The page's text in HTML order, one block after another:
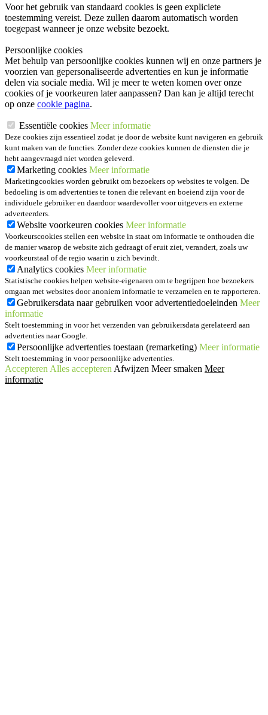
Voor het gebruik van standaard cookies is geen expliciete
toestemming vereist. Deze zullen daarom automatisch worden
toegepast wanneer je onze website bezoekt.
Persoonlijke cookies
Met behulp van persoonlijke cookies kunnen wij en onze partners je
voorzien van gepersonaliseerde advertenties en kun je informatie
delen via sociale media. Wil je meer te weten komen over onze
cookies of je voorkeuren later aanpassen? Dan kan je altijd terecht
op onze cookie pagina.
Essentiële cookies Meer informatie
Deze cookies zijn essentieel zodat je door de website kunt navigeren en gebruik
kunt maken van de functies. Zonder deze cookies kunnen de diensten die je
hebt aangevraagd niet worden geleverd.
Marketing cookies Meer informatie
Marketingcookies worden gebruikt om bezoekers op websites te volgen. De
bedoeling is om advertenties te tonen die relevant en boeiend zijn voor de
individuele gebruiker en daardoor waardevoller voor uitgevers en externe
adverteerders.
Website voorkeuren cookies Meer informatie
Voorkeurscookies stellen een website in staat om informatie te onthouden die
de manier waarop de website zich gedraagt of eruit ziet, verandert, zoals uw
voorkeurstaal of de regio waarin u zich bevindt.
Analytics cookies Meer informatie
Statistische cookies helpen website-eigenaren om te begrijpen hoe bezoekers
omgaan met websites door anoniem informatie te verzamelen en te rapporteren.
Gebruikersdata naar gebruiken voor advertentiedoeleinden Meer
informatie
Stelt toestemming in voor het verzenden van gebruikersdata gerelateerd aan
advertenties naar Google.
Persoonlijke advertenties toestaan (remarketing) Meer informatie
Stelt toestemming in voor persoonlijke advertenties.
Accepteren Alles accepteren Afwijzen Meer smaken Meer
informatie